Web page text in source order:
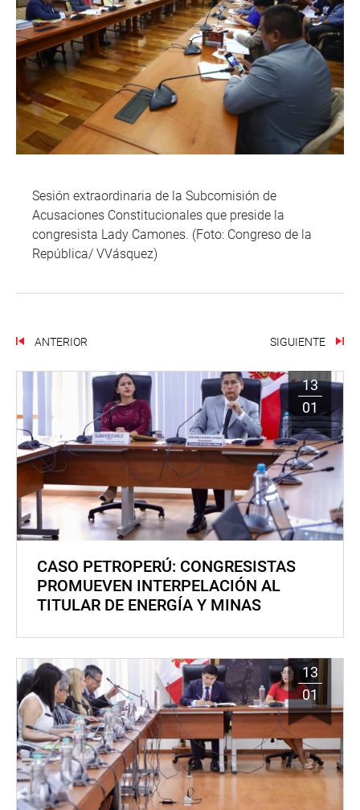
Sesión extraordinaria de la Subcomisión de
Acusaciones Constitucionales que preside la
congresista Lady Camones. (Foto: Congreso de la
República/ VVásquez)
ANTERIOR SIGUIENTE
13
01
CASO PETROPERÚ: CONGRESISTAS
PROMUEVEN INTERPELACIÓN AL
TITULAR DE ENERGÍA Y MINAS
13
01